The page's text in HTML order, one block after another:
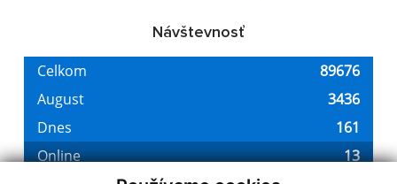
Návštevnosť